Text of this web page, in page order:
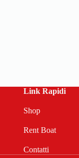
Link Rapidi
Shop
Rent Boat
Contatti